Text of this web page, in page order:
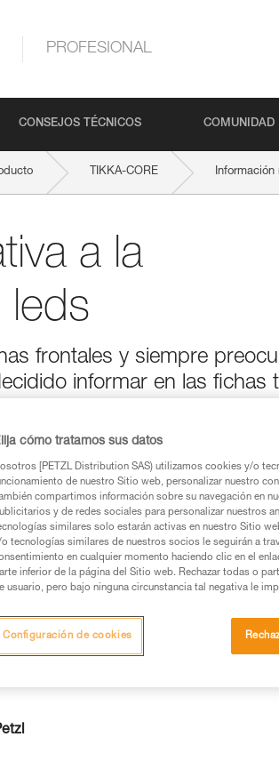
PROFESIONAL
CONSEJOS TÉCNICOS COMUNIDAD
TIKKA-CORE
a la
leds
frontales y siempre
informar en las fichas
la iluminación con leds.
"Seguridad
aunque no sea de
de las linternas por
azul
incorporan leds (Ligh Emitting Diode).
consiste en combinar un diodo
leds emiten principalmente luz azul
cómo tratamos sus datos
[PETZL Distribution SAS) utilizamos cookies y/o
de nuestro Sitio web, personalizar nuestro
compartimos información sobre su navegación en
y de redes sociales para personalizar nuestros
similares solo estarán activas en nuestro Sitio
tecnologías similares de nuestros socios le seguirán a
en cualquier momento haciendo clic en el
inferior de la página del Sitio web. Rechazar todas o
usuario, pero bajo ninguna circunstancia tal negativa le
Configuración de cookies